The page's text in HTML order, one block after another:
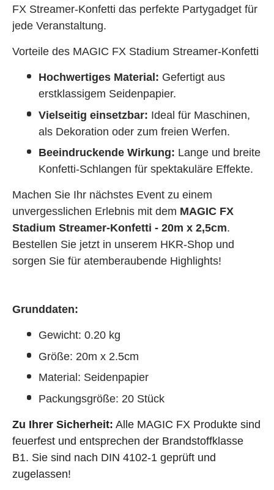
FX Streamer-Konfetti das perfekte Partygadget für
jede Veranstaltung.
Vorteile des MAGIC FX Stadium Streamer-Konfetti
Hochwertiges Material: Gefertigt aus
erstklassigem Seidenpapier.
Vielseitig einsetzbar: Ideal für Maschinen,
als Dekoration oder zum freien Werfen.
Beeindruckende Wirkung: Lange und breite
Konfetti-Schlangen für spektakuläre Effekte.
Machen Sie Ihr nächstes Event zu einem
unvergesslichen Erlebnis mit dem MAGIC FX
Stadium Streamer-Konfetti - 20m x 2,5cm.
Bestellen Sie jetzt in unserem HKR-Shop und
sorgen Sie für atemberaubende Highlights!
Grunddaten:
Gewicht: 0.20 kg
Größe: 20m x 2.5cm
Material: Seidenpapier
Packungsgröße: 20 Stück
Zu Ihrer Sicherheit: Alle MAGIC FX Produkte sind
feuerfest und entsprechen der Brandstoffklasse
B1. Sie sind nach DIN 4102-1 geprüft und
zugelassen!